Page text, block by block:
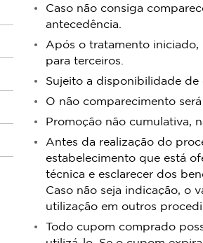
Caso não consiga
antecedência.
Após o tratamento iniciado,
para terceiros.
Sujeito a disponibilidade de
O não comparecimento
Promoção não cumulativa,
Antes da realização do
estabelecimento que está
técnica e esclarecer dos
Caso não seja indicação, o
utilização em outros
Todo cupom comprado